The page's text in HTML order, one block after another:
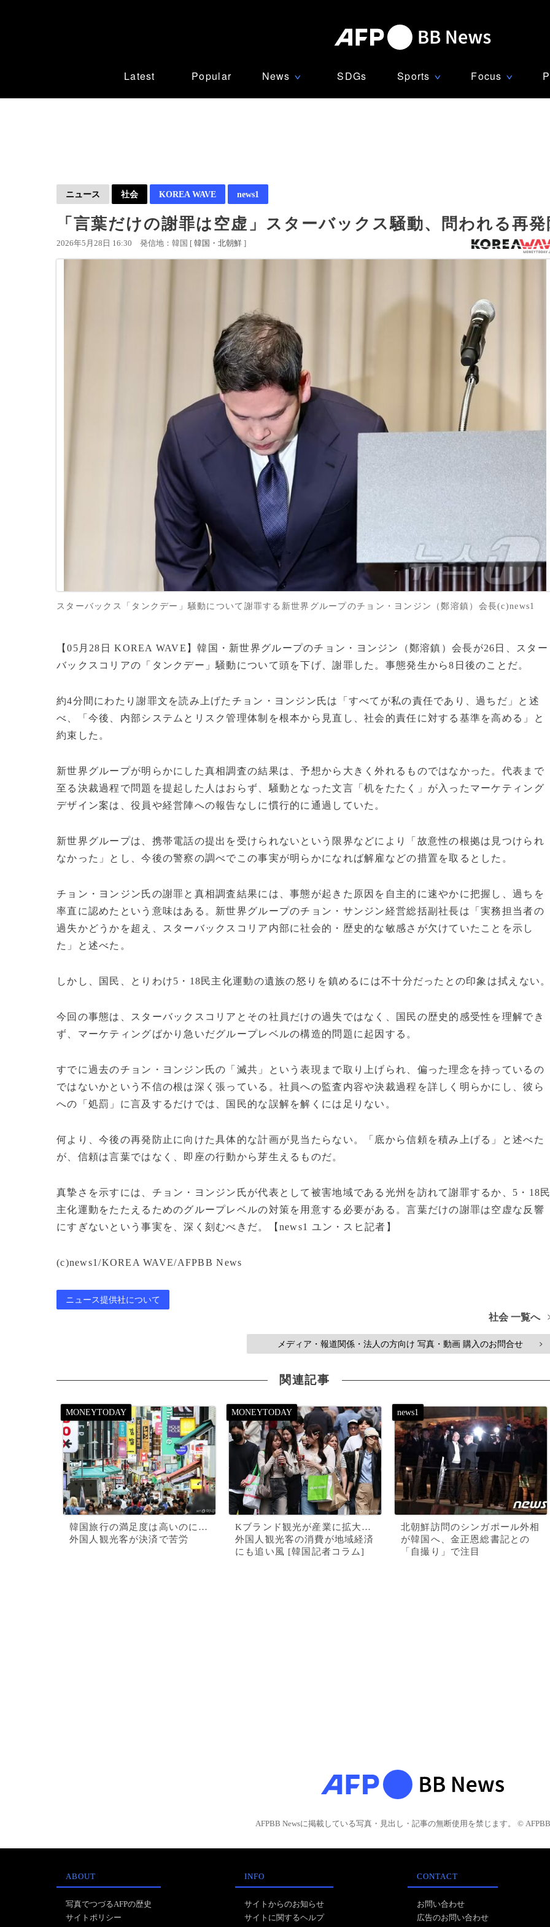
Latest Popular News ∨ SDGs Sports ∨ Focus ∨
ニュース 社会 KOREA WAVE news1
「言葉だけの謝罪は空虚」スターバックス騒動、問われる再
2026年5月28日 16:30 発信地：韓国 [ 韓国・北朝鮮 ]
スターバックス「タンクデー」騒動について謝罪する新世界グループのチョン・ヨンジン（鄭溶鎮）会長(c)news1
【05月28日 KOREA WAVE】韓国・新世界グループのチョン・ヨンジン（鄭溶鎮）会長が26日、スター
バックスコリアの「タンクデー」騒動について頭を下げ、謝罪した。事態発生から8日後のことだ。
約4分間にわたり謝罪文を読み上げたチョン・ヨンジン氏は「すべてが私の責任であり、過ちだ」と述
べ、「今後、内部システムとリスク管理体制を根本から見直し、社会的責任に対する基準を高める」と
約束した。
新世界グループが明らかにした真相調査の結果は、予想から大きく外れるものではなかった。代表まで
至る決裁過程で問題を提起した人はおらず、騒動となった文言「机をたたく」が入ったマーケティング
デザイン案は、役員や経営陣への報告なしに慣行的に通過していた。
新世界グループは、携帯電話の提出を受けられないという限界などにより「故意性の根拠は見つけられ
なかった」とし、今後の警察の調べでこの事実が明らかになれば解雇などの措置を取るとした。
チョン・ヨンジン氏の謝罪と真相調査結果には、事態が起きた原因を自主的に速やかに把握し、過ちを
率直に認めたという意味はある。新世界グループのチョン・サンジン経営総括副社長は「実務担当者の
過失かどうかを超え、スターバックスコリア内部に社会的・歴史的な敏感さが欠けていたことを示し
た」と述べた。
しかし、国民、とりわけ5・18民主化運動の遺族の怒りを鎮めるには不十分だったとの印象は拭えない
今回の事態は、スターバックスコリアとその社員だけの過失ではなく、国民の歴史的感受性を理解でき
ず、マーケティングばかり急いだグループレベルの構造的問題に起因する。
すでに過去のチョン・ヨンジン氏の「滅共」という表現まで取り上げられ、偏った理念を持っているの
ではないかという不信の根は深く張っている。社員への監査内容や決裁過程を詳しく明らかにし、彼ら
への「処罰」に言及するだけでは、国民的な誤解を解くには足りない。
何より、今後の再発防止に向けた具体的な計画が見当たらない。「底から信頼を積み上げる」と述べた
が、信頼は言葉ではなく、即座の行動から芽生えるものだ。
真摯さを示すには、チョン・ヨンジン氏が代表として被害地域である光州を訪れて謝罪するか、5・18
主化運動をたたえるためのグループレベルの対策を用意する必要がある。言葉だけの謝罪は空虚な反響
にすぎないという事実を、深く刻むべきだ。【news1 ユン・スヒ記者】
(c)news1/KOREA WAVE/AFPBB News
ニュース提供社について
社会 一覧へ
メディア・報道関係・法人の方向け 写真・動画 購入のお問合せ >
関連記事
韓国旅行の満足度は高いのに…
外国人観光客が決済で苦労
Kブランド観光が産業に拡大…
外国人観光客の消費が地域経済
にも追い風 [韓国記者コラム]
北朝鮮訪問のシンガポール外相
が韓国へ、金正恩総書記との
「自撮り」で注目
AFPBB Newsに掲載している写真・見出し・記事の無断使用を禁じます。 © AFPBB
ABOUT
写真でつづるAFPの歴史
サイトポリシー
INFO
サイトからのお知らせ
サイトに関するヘルプ
CONTACT
お問い合わせ
広告のお問い合わせ